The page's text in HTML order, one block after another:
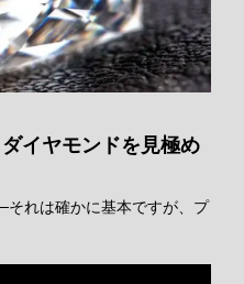
イヤモンドを見極め
それは確かに基本ですが、プ